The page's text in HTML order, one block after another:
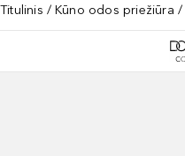
Titulinis Kūno odos priežiūra